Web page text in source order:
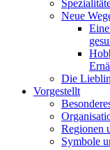
Neue
Die
Vorgestellt
Regionen
Symbole